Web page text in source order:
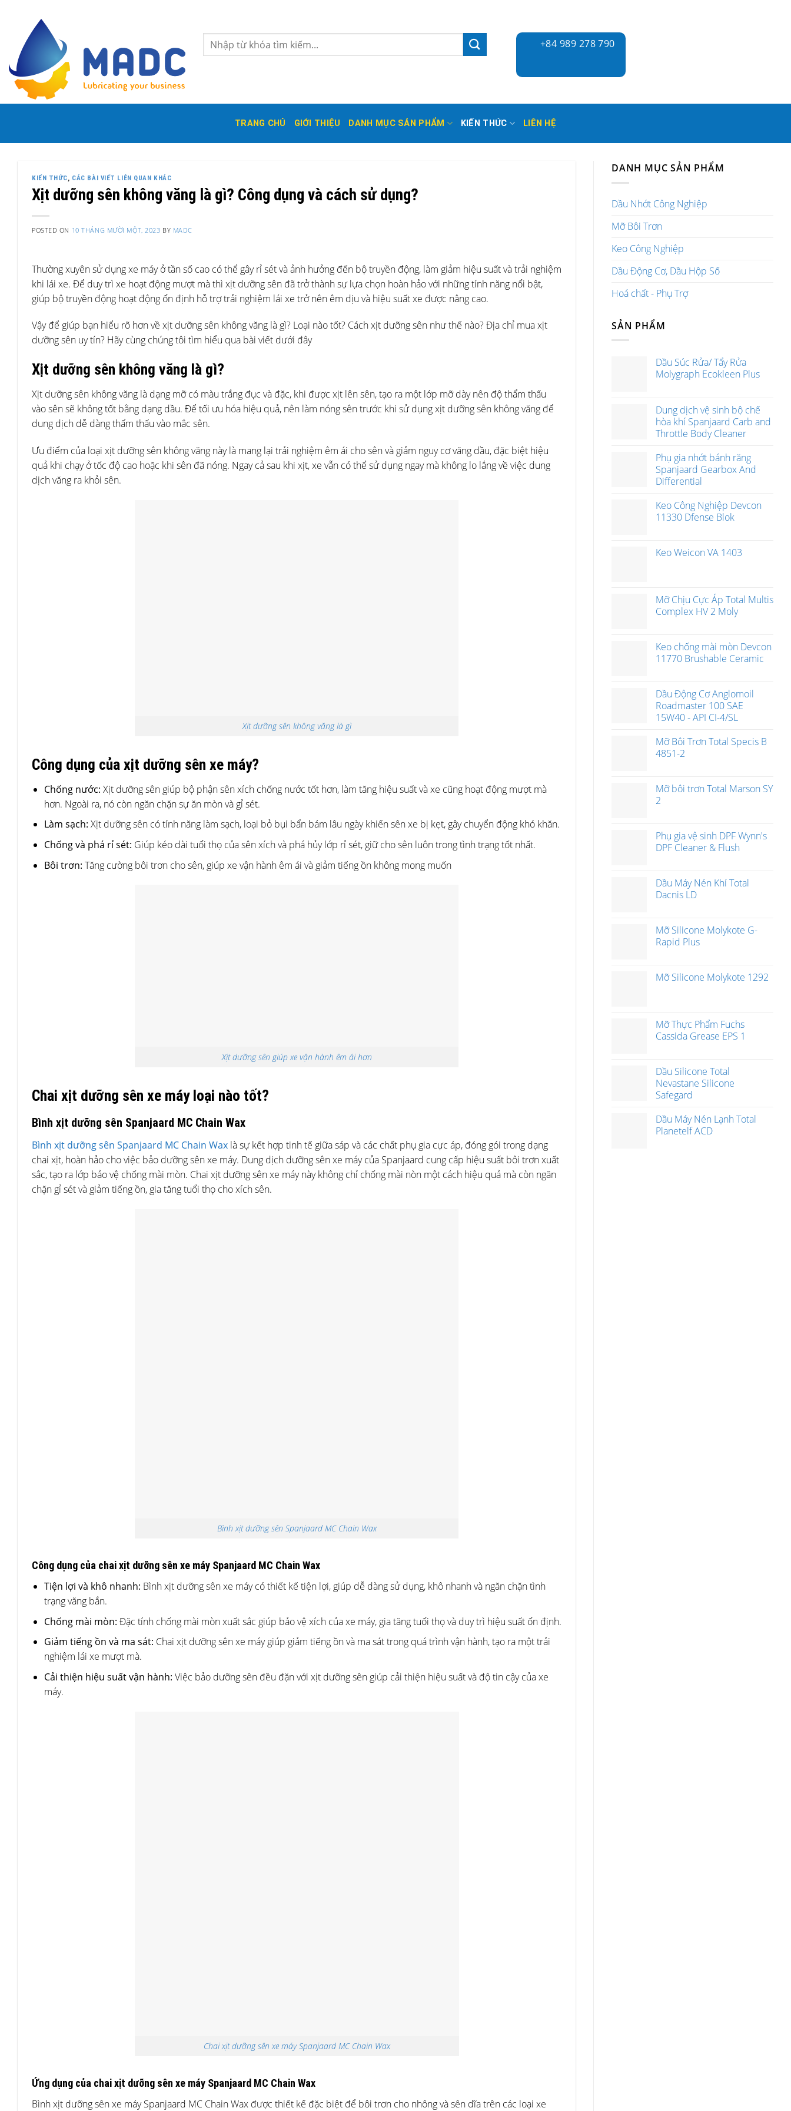
to
content
Tìm
kiếm:
+84 989 278 790
TRANG CHỦ GIỚI THIỆU DANH MỤC SẢN PHẨM KIẾN THỨC LIÊN HỆ
KIẾN THỨC, CÁC BÀI VIẾT LIÊN QUAN KHÁC
Xịt dưỡng sên không văng là gì? Công dụng và cách sử dụng?
POSTED ON 10 THÁNG MƯỜI MỘT, 2023 BY MADC
Thường xuyên sử dụng xe máy ở tần số cao có thể gây rỉ sét và ảnh hưởng đến bộ truyền động, làm giảm hiệu suất và trải nghiệm
khi lái xe. Để duy trì xe hoạt động mượt mà thì xịt dưỡng sên đã trở thành sự lựa chọn hoàn hảo với những tính năng nổi bật,
giúp bộ truyền động hoạt động ổn định hỗ trợ trải nghiệm lái xe trở nên êm dịu và hiệu suất xe được nâng cao.
Vậy để giúp bạn hiểu rõ hơn về xịt dưỡng sên không văng là gì? Loại nào tốt? Cách xịt dưỡng sên như thế nào? Địa chỉ mua xịt
dưỡng sên uy tín? Hãy cùng chúng tôi tìm hiểu qua bài viết dưới đây
Xịt dưỡng sên không văng là gì?
Xịt dưỡng sên không văng là dạng mỡ có màu trắng đục và đặc, khi được xịt lên sên, tạo ra một lớp mỡ dày nên độ thẩm thấu
vào sên sẽ không tốt bằng dạng dầu. Để tối ưu hóa hiệu quả, nên làm nóng sên trước khi sử dụng xịt dưỡng sên không văng để
dung dịch dễ dàng thẩm thấu vào mắc sên.
Ưu điểm của loại xịt dưỡng sên không văng này là mang lại trải nghiệm êm ái cho sên và giảm nguy cơ văng dầu, đặc biệt hiệu
quả khi chạy ở tốc độ cao hoặc khi sên đã nóng. Ngay cả sau khi xịt, xe vẫn có thể sử dụng ngay mà không lo lắng về việc dung
dịch văng ra khỏi sên.
Xịt dưỡng sên không văng là gì
Công dụng của xịt dưỡng sên xe máy?
Chống nước: Xịt dưỡng sên giúp bộ phận sên xích chống nước tốt hơn, làm tăng hiệu suất và xe cũng hoạt động mượt mà
hơn. Ngoài ra, nó còn ngăn chặn sự ăn mòn và gỉ sét.
Làm sạch: Xịt dưỡng sên có tính năng làm sạch, loại bỏ bụi bẩn bám lâu ngày khiến sên xe bị kẹt, gây chuyển động khó khăn.
Chống và phá rỉ sét: Giúp kéo dài tuổi thọ của sên xích và phá hủy lớp rỉ sét, giữ cho sên luôn trong tình trạng tốt nhất.
Bôi trơn: Tăng cường bôi trơn cho sên, giúp xe vận hành êm ái và giảm tiếng ồn không mong muốn
Xịt dưỡng sên giúp xe vận hành êm ái hơn
Chai xịt dưỡng sên xe máy loại nào tốt?
Bình xịt dưỡng sên Spanjaard MC Chain Wax
Bình xịt dưỡng sên Spanjaard MC Chain Wax là sự kết hợp tinh tế giữa sáp và các chất phụ gia cực áp, đóng gói trong dạng
chai xịt, hoàn hảo cho việc bảo dưỡng sên xe máy. Dung dịch dưỡng sên xe máy của Spanjaard cung cấp hiệu suất bôi trơn xuất
sắc, tạo ra lớp bảo vệ chống mài mòn. Chai xịt dưỡng sên xe máy này không chỉ chống mài nòn một cách hiệu quả mà còn ngăn
chặn gỉ sét và giảm tiếng ồn, gia tăng tuổi thọ cho xích sên.
Bình xịt dưỡng sên Spanjaard MC Chain Wax
Công dụng của chai xịt dưỡng sên xe máy Spanjaard MC Chain Wax
Tiện lợi và khô nhanh: Bình xịt dưỡng sên xe máy có thiết kế tiện lợi, giúp dễ dàng sử dụng, khô nhanh và ngăn chặn tình
trạng văng bắn.
Chống mài mòn: Đặc tính chống mài mòn xuất sắc giúp bảo vệ xích của xe máy, gia tăng tuổi thọ và duy trì hiệu suất ổn định.
Giảm tiếng ồn và ma sát: Chai xịt dưỡng sên xe máy giúp giảm tiếng ồn và ma sát trong quá trình vận hành, tạo ra một trải
nghiệm lái xe mượt mà.
Cải thiện hiệu suất vận hành: Việc bảo dưỡng sên đều đặn với xịt dưỡng sên giúp cải thiện hiệu suất và độ tin cậy của xe
máy.
Chai xịt dưỡng sên xe máy Spanjaard MC Chain Wax
Ứng dụng của chai xịt dưỡng sên xe máy Spanjaard MC Chain Wax
Bình xịt dưỡng sên xe máy Spanjaard MC Chain Wax được thiết kế đặc biệt để bôi trơn cho nhông và sên dĩa trên các loại xe
DANH MỤC SẢN PHẨM
Dầu Nhớt Công Nghiệp
Mỡ Bôi Trơn
Keo Công Nghiệp
Dầu Động Cơ, Dầu Hộp Số
Hoá chất - Phụ Trợ
SẢN PHẨM
Dầu Súc Rửa/ Tẩy Rửa
Molygraph Ecokleen Plus
Dung dịch vệ sinh bộ chế
hòa khí Spanjaard Carb and
Throttle Body Cleaner
Phụ gia nhớt bánh răng
Spanjaard Gearbox And
Differential
Keo Công Nghiệp Devcon
11330 Dfense Blok
Keo Weicon VA 1403
Mỡ Chịu Cực Áp Total Multis
Complex HV 2 Moly
Keo chống mài mòn Devcon
11770 Brushable Ceramic
Dầu Động Cơ Anglomoil
Roadmaster 100 SAE
15W40 - API CI-4/SL
Mỡ Bôi Trơn Total Specis B
4851-2
Mỡ bôi trơn Total Marson SY
2
Phụ gia vệ sinh DPF Wynn's
DPF Cleaner & Flush
Dầu Máy Nén Khí Total
Dacnis LD
Mỡ Silicone Molykote G-
Rapid Plus
Mỡ Silicone Molykote 1292
Mỡ Thực Phẩm Fuchs
Cassida Grease EPS 1
Dầu Silicone Total
Nevastane Silicone
Safegard
Dầu Máy Nén Lạnh Total
Planetelf ACD